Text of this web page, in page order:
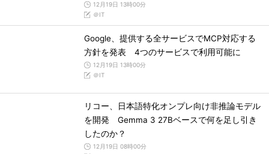
12月19日 13時00分
＠IT
Google、提供する全サービスでMCP対応する
方針を発表 4つのサービスで利用可能に
12月19日 13時00分
＠IT
リコー、日本語特化オンプレ向け非推論モデル
を開発 Gemma 3 27Bベースで何を足し引き
したのか？
12月19日 08時00分